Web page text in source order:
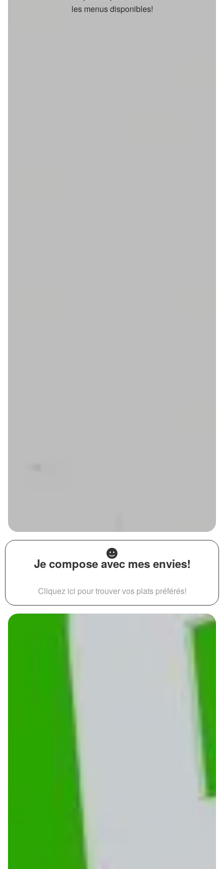
les menus disponibles!
Je compose avec mes envies!
Cliquez ici pour trouver vos plats préférés!